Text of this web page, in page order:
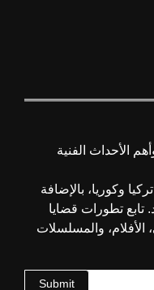
الأحداث الفنية
وكوريا، بالإضافة
تابع تطورات قضايا
الأفلام، والمسلسلات
Submit